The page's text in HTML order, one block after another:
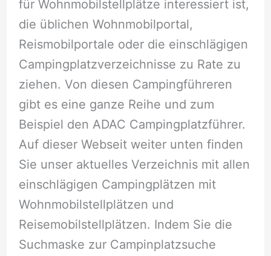
für Wohnmobilstellplätze interessiert ist,
die üblichen Wohnmobilportal,
Reismobilportale oder die einschlägigen
Campingplatzverzeichnisse zu Rate zu
ziehen. Von diesen Campingführeren
gibt es eine ganze Reihe und zum
Beispiel den ADAC Campingplatzführer.
Auf dieser Webseit weiter unten finden
Sie unser aktuelles Verzeichnis mit allen
einschlägigen Campingplätzen mit
Wohnmobilstellplätzen und
Reisemobilstellplätzen. Indem Sie die
Suchmaske zur Campinplatzsuche